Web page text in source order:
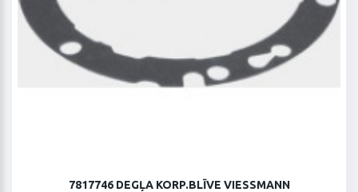
7817746 DEGĻA KORP.BLĪVE VIESSMANN